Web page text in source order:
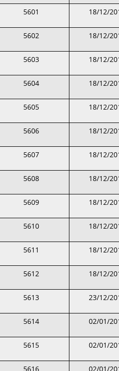
5601 18/12/
5602 18/12/
5603 18/12/
5604 18/12/
5605 18/12/
5606 18/12/
5607 18/12/
5608 18/12/
5609 18/12/
5610 18/12/
5611 18/12/
5612 18/12/
5613 23/12/
5614 02/01/
5615 02/01/
5616 02/01/